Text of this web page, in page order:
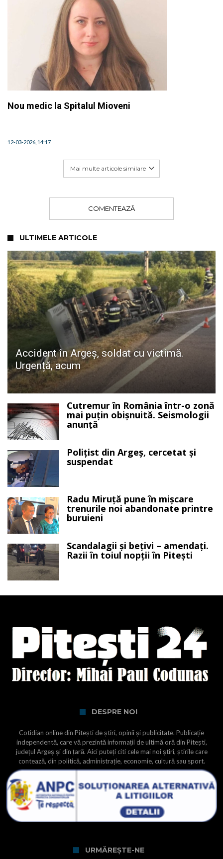
Nou medic la Spitalul Mioveni
12-03-2026, 14:17
Mai multe articole similare
COMENTEAZĂ
ULTIMELE ARTICOLE
Accident în Argeș, soldat cu victimă.
Urgență, acum
Cutremur în România într-o zonă
mai puțin obișnuită. Seismologii
anunță
Polițist din Argeș, cercetat și
suspendat
Radu Miruță pune în mișcare
trenurile noi abandonate printre
buruieni
Scandalagii și bețivi – amendați.
Razii în toiul nopții în Pitești
DESPRE NOI
Cotidian online din Pitești de știri, opinii și publicitate. Publicație
independentă, care vă prezintă informații de ultimă oră din Pitești,
județul Argeș și din țară. Aici puteți citi cele mai noi știri, știrile care
contează, din politică, administrație, economie, cultură sau sport.
URMĂREȘTE-NE